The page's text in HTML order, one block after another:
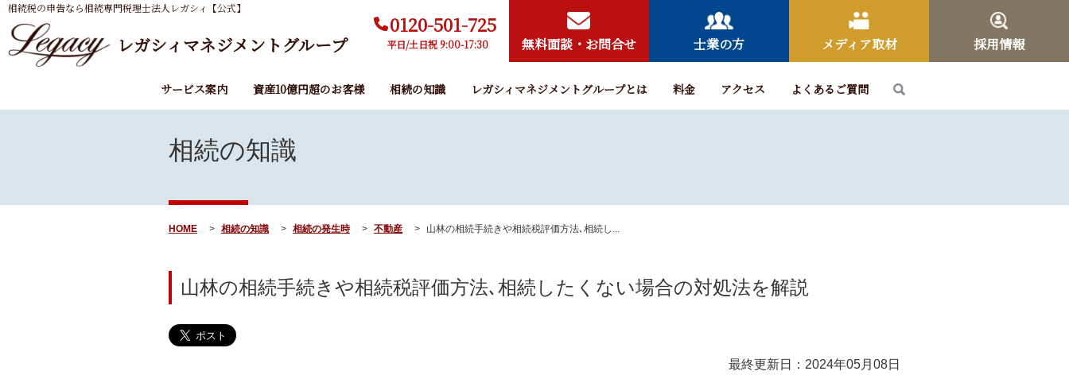
相続税の申告なら相続専門税理士法人レガシィ【公式】
レガシィマネジメントグループ
0120-501-725
平日/土日祝 9:00-17:30 無料面談・お問合せ 士業の方 メディア取材 採用情報
サービス案内 資産10億円超のお客様 相続の知識 レガシィマネジメントグループとは 料金 アクセス よくあるご質問
相続の知識
HOME 相続の知識 相続の発生時 不動産 山林の相続手続きや相続税評価方法､相続し...
山林の相続手続きや相続税評価方法､相続したくない場合の対処法を解説
最終更新日：2024年05月08日